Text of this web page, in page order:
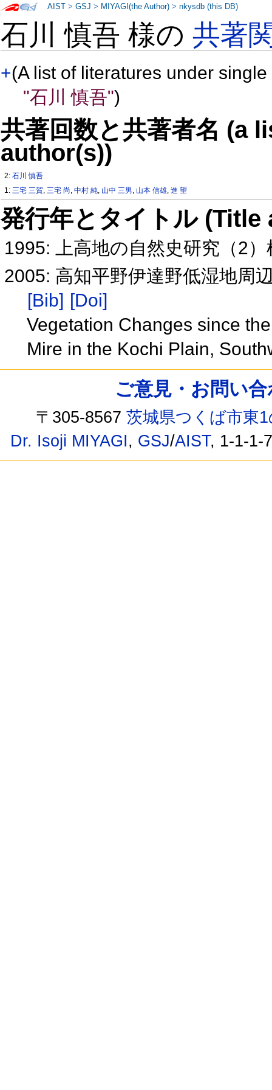
石川 慎吾 様の共著
+(A list of literatures under
"石川 慎吾")
共著回数と共著者名 (a
author(s))
2:石川 慎吾
1:三宅 三賀,三宅 尚,中村 純, 山中 三男, 山本 信雄,進 望
発行年とタイトル
1995: 上高地の自然史研究（2
2005: 高知平野伊達野低湿地周
[Bib] [Doi]
Vegetation Changes since
Mire in the Kochi Plain,
AIST >GSJ > MIYAGI(the Author) >nkysdb (this DB)
ご意見・お問い
〒305-8567茨城県つくば市東
Dr. Isoji MIYAGI, GSJ/AIST, 1-1-1-